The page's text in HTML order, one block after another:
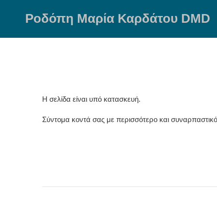
Ροδόπη Μαρία Καρδάτου DMD
Η σελίδα είναι υπό κατασκευή.
Σύντομα κοντά σας με περισσότερο και